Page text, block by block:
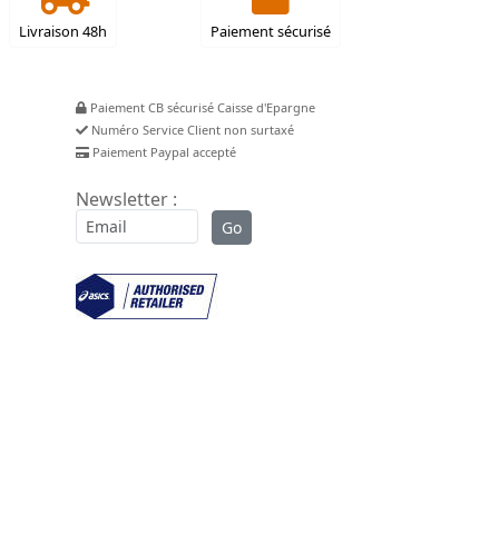
Livraison 48h Paiement sécurisé
Paiement CB sécurisé Caisse d'Epargne
Numéro Service Client non surtaxé
Paiement Paypal accepté
Newsletter :